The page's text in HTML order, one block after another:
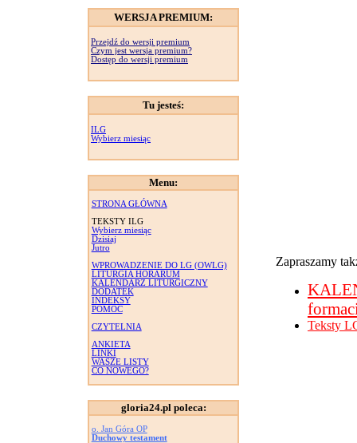
WERSJA PREMIUM:
Przejdź do wersji premium
Czym jest wersja premium?
Dostęp do wersji premium
Tu jesteś:
ILG
Wybierz miesiąc
Menu:
STRONA GŁÓWNA
TEKSTY ILG
Wybierz miesiąc
Dzisiaj
Jutro
WPROWADZENIE DO LG (OWLG)
LITURGIA HORARUM
KALENDARZ LITURGICZNY
DODATEK
INDEKSY
POMOC
CZYTELNIA
ANKIETA
LINKI
WASZE LISTY
CO NOWEGO?
gloria24.pl poleca:
o. Jan Góra OP
Duchowy testament
Zapraszamy
Teksty